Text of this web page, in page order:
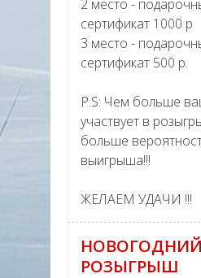
2 место -
сертификат 1000 р
3 место -
сертификат 500 р.
P.S: Чем больше
участвует в
больше
выигрыша!!!
ЖЕЛАЕМ УДАЧИ !!!
НОВОГОДНИЙ
РОЗЫГРЫШ